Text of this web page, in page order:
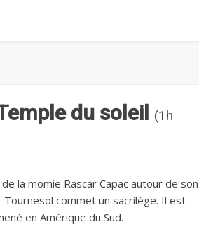
du soleil
(1h
la momie Rascar Capac autour de son
commet un sacrilège. Il est
en Amérique du Sud.